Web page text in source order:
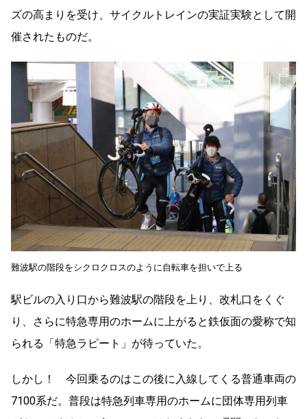
ズの高まりを受け、サイクルトレインの実証実験として開
催されたものだ。
難波駅の階段をシクロクロスのように自転車を担いで上る
駅ビルの入り口から難波駅の階段を上り、改札口をくぐ
り、さらに特急専用のホームに上がると鉄仮面の愛称で知
られる「特急ラピート」が待っていた。
しかし！ 今回乗るのはこの後に入線してくる普通車両の
7100系だ。普段は特急列車専用のホームに団体専用列車